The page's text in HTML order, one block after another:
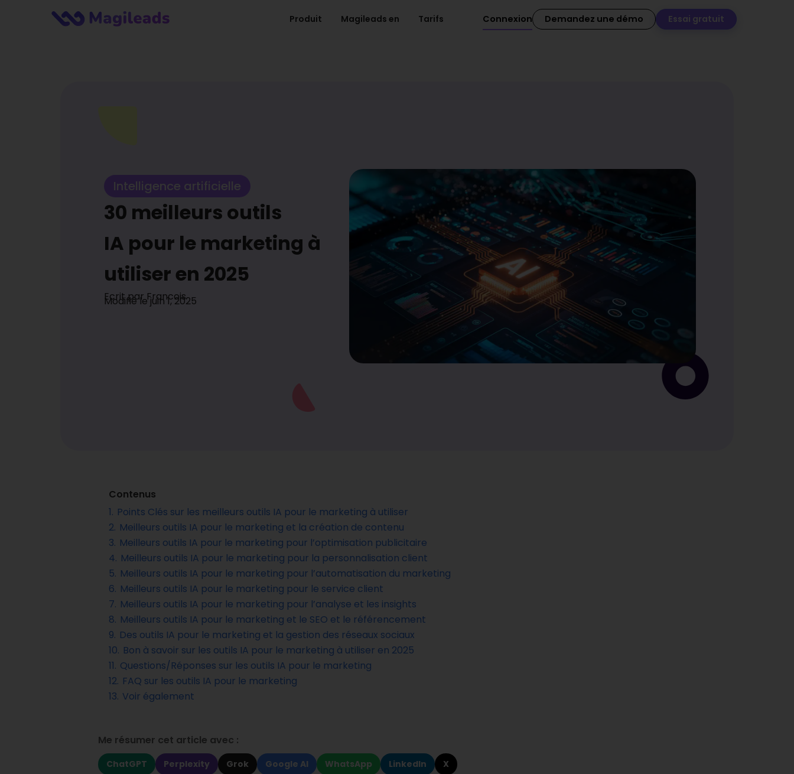
Produit Magileads en Tarifs Connexion Demandez une démo Essai gratuit
Intelligence artificielle
30 meilleurs outils
IA pour le marketing à
utiliser en 2025
Ecrit parFrancois
Modifié le juin 1, 2025
Contenus
1. Points Clés sur les meilleurs outils IA pour le marketing à utiliser
2. Meilleurs outils IA pour le marketing et la création de contenu
3. Meilleurs outils IA pour le marketing pour l’optimisation publicitaire
4. Meilleurs outils IA pour le marketing pour la personnalisation client
5. Meilleurs outils IA pour le marketing pour l’automatisation du marketing
6. Meilleurs outils IA pour le marketing pour le service client
7. Meilleurs outils IA pour le marketing pour l’analyse et les insights
8. Meilleurs outils IA pour le marketing et le SEO et le référencement
9. Des outils IA pour le marketing et la gestion des réseaux sociaux
10. Bon à savoir sur les outils IA pour le marketing à utiliser en 2025
11. Questions/Réponses sur les outils IA pour le marketing
12. FAQ sur les outils IA pour le marketing
13. Voir également
Me résumer cet article avec :
ChatGPT Perplexity Grok Google AI WhatsApp LinkedIn X